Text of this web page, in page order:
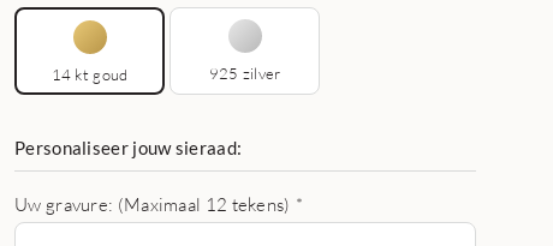
14 kt goud 925 zilver
Personaliseer jouw sieraad:
Uw gravure: (Maximaal 12 tekens) *